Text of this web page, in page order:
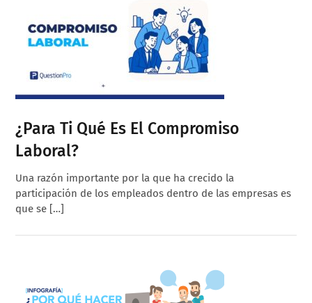
¿Para Ti Qué Es El Compromiso
Laboral?
Una razón importante por la que ha crecido la
participación de los empleados dentro de las empresas es
que se […]